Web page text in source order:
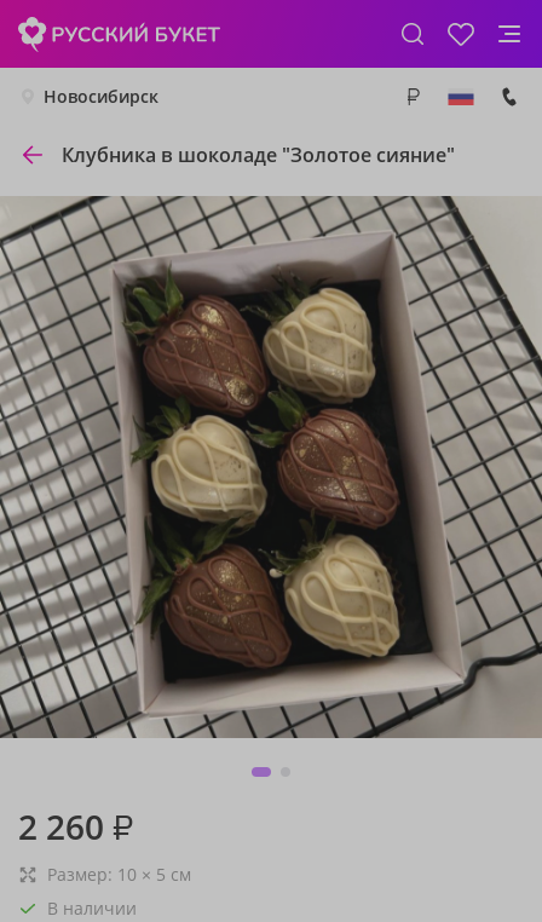
Новосибирск
Клубника в шоколаде "Золотое сияние"
2 260 ₽
Размер: 10 × 5 см
В наличии